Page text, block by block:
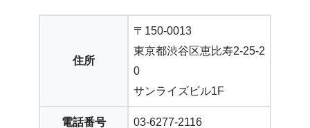
住所
〒150-0013
東京都渋谷区恵比寿2-25-2
0
サンライズビル1F
電話番号 03-6277-2116